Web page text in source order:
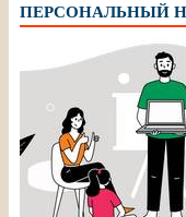
ПЕРСОНАЛЬНЫЙ